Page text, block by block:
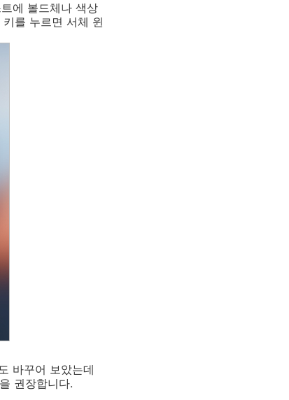
에 볼드체나 색상
키를 누르면 서체 윈
바꾸어 보았는데
권장합니다.